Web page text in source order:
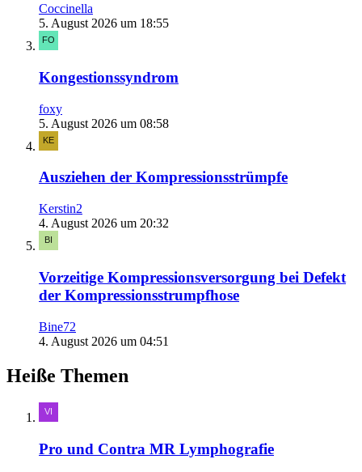
Coccinella
5. August 2026 um 18:55
Kongestionssyndrom
foxy
5. August 2026 um 08:58
Ausziehen der Kompressionsstrümpfe
Kerstin2
4. August 2026 um 20:32
Vorzeitige Kompressionsversorgung bei Defekt
der Kompressionsstrumpfhose
Bine72
4. August 2026 um 04:51
Heiße Themen
Pro und Contra MR Lymphografie